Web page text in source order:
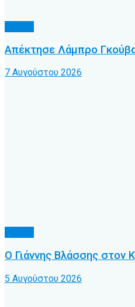
Απέκτησε Λάμπρο
7 Αυγούστου 2026
Ο Γιάννης Βλάσσης στον
5 Αυγούστου 2026